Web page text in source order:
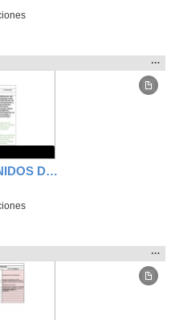
EVOLUCIÓN CONTENIDOS DE LENGUA A TRAVÉS DE PRIMARIA
en:
la
…
en:
la
…